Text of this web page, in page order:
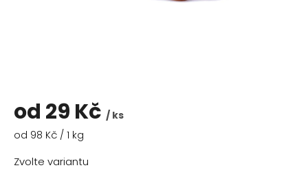
od 29 Kč / ks
Měrná
od 98 Kč / 1 kg
Zvolte variantu